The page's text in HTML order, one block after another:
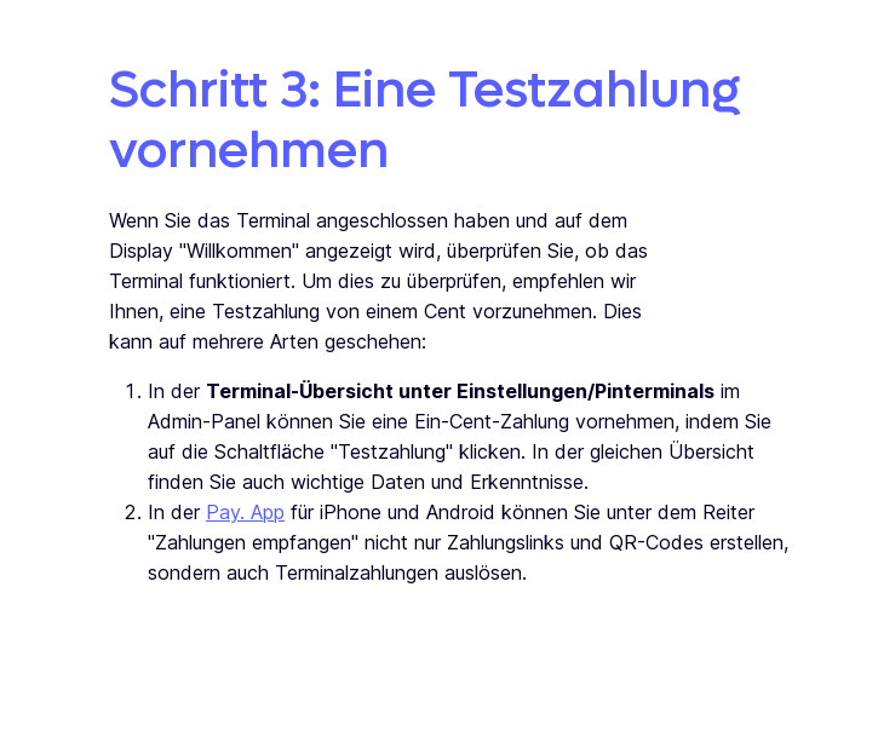
Schritt 3: Eine Testzahlung
vornehmen
Wenn Sie das Terminal angeschlossen haben und auf dem
Display "Willkommen" angezeigt wird, überprüfen Sie, ob das
Terminal funktioniert. Um dies zu überprüfen, empfehlen wir
Ihnen, eine Testzahlung von einem Cent vorzunehmen. Dies
kann auf mehrere Arten geschehen:
In der Terminal-Übersicht unter Einstellungen/Pinterminals im
Admin-Panel können Sie eine Ein-Cent-Zahlung vornehmen, indem Sie
auf die Schaltfläche "Testzahlung" klicken. In der gleichen Übersicht
finden Sie auch wichtige Daten und Erkenntnisse.
In der Pay. App für iPhone und Android können Sie unter dem Reiter
"Zahlungen empfangen" nicht nur Zahlungslinks und QR-Codes erstellen,
sondern auch Terminalzahlungen auslösen.